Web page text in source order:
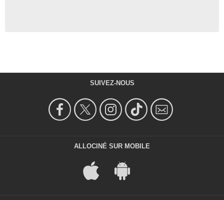
SUIVEZ-NOUS
ALLOCINÉ SUR MOBILE